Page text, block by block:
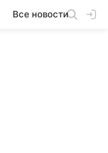
Все новости